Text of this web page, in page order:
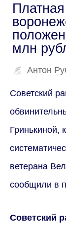
млн
Антон
Советский
Гринькиной,
ветерана
сообщили в
Советский